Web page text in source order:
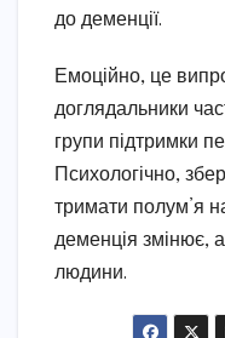
до деменції.
Емоційно, це
доглядальники
групи підтримки
Психологічно,
тримати полум’я
деменція змінює,
людини.